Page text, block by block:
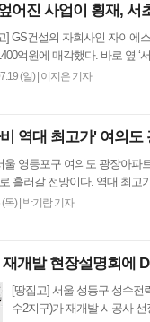
어진 사업이 횡재, 서
] GS건설의 자회사인 자이에
억원에 매각했다. 바로 옆 ‘
(일)| 이지은 기자
역대 최고가' 여의도
울 영등포구 여의도 광장아파
흘러갈 전망이다. 역대 최고
목)| 박기람 기자
개발 현장설명회에
[땅집고] 서울 성동구 성수전
수2지구)가 재개발 시공사